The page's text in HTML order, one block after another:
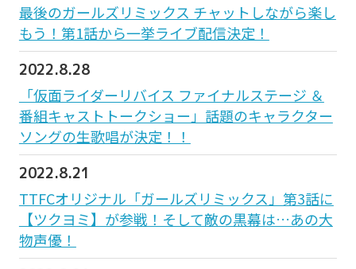
最後のガールズリミックス チャットしながら楽し
もう！第1話から一挙ライブ配信決定！
2022.8.28
「仮面ライダーリバイス ファイナルステージ ＆
番組キャストトークショー」話題のキャラクター
ソングの生歌唱が決定！！
2022.8.21
TTFCオリジナル「ガールズリミックス」第3話に
【ツクヨミ】が参戦！そして敵の黒幕は…あの大
物声優！